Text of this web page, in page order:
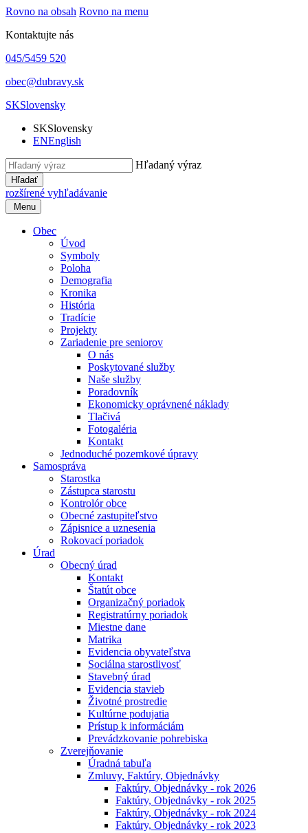
Rovno na obsah Rovno na menu
Kontaktujte nás
045/5459 520
obec@dubravy.sk
SKSlovensky
SKSlovensky
ENEnglish
Hľadaný výraz
Hľadať
rozšírené vyhľadávanie
Menu
Obec
Úvod
Symboly
Poloha
Demografia
Kronika
História
Tradície
Projekty
Zariadenie pre seniorov
O nás
Poskytované služby
Naše služby
Poradovník
Ekonomicky oprávnené náklady
Tlačivá
Fotogaléria
Kontakt
Jednoduché pozemkové úpravy
Samospráva
Starostka
Zástupca starostu
Kontrolór obce
Obecné zastupiteľstvo
Zápisnice a uznesenia
Rokovací poriadok
Úrad
Obecný úrad
Kontakt
Štatút obce
Organizačný poriadok
Registratúrny poriadok
Miestne dane
Matrika
Evidencia obyvateľstva
Sociálna starostlivosť
Stavebný úrad
Evidencia stavieb
Životné prostredie
Kultúrne podujatia
Prístup k informáciám
Prevádzkovanie pohrebiska
Zverejňovanie
Úradná tabuľa
Zmluvy, Faktúry, Objednávky
Faktúry, Objednávky - rok 2026
Faktúry, Objednávky - rok 2025
Faktúry, Objednávky - rok 2024
Faktúry, Objednávky - rok 2023